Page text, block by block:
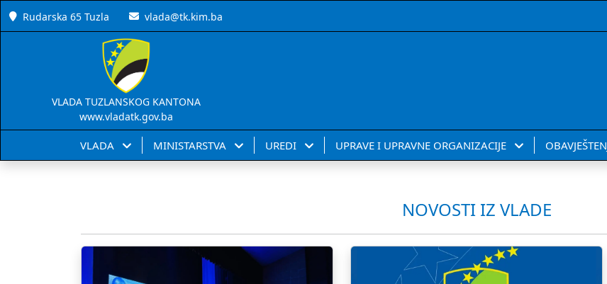
Rudarska 65 Tuzla vlada@tk.kim.ba
VLADA TUZLANSKOG KANTONA
www.vladatk.gov.ba
VLADA MINISTARSTVA UREDI UPRAVE I UPRAVNE ORGANIZACIJE
NOVOSTI IZ VLADE